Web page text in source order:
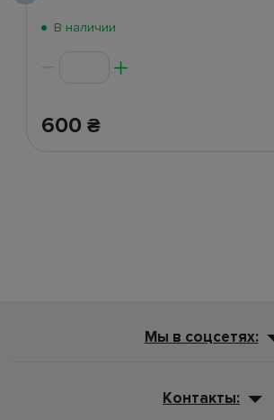
В наличии
600 ₴
Мы в соцсетях:
Контакты: